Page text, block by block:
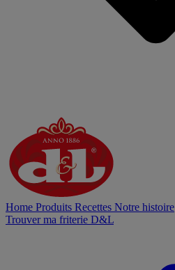
Home Produits Recettes Notre histoire
Trouver ma friterie D&L